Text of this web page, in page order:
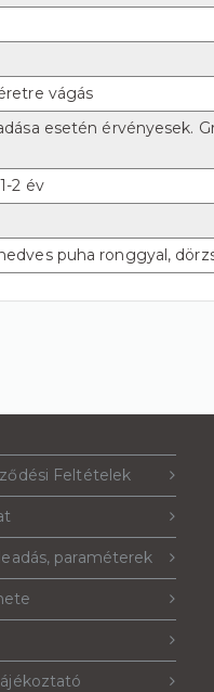
vágás
esetén érvényesek.
2 év
puha ronggyal,
Feltételek
paraméterek